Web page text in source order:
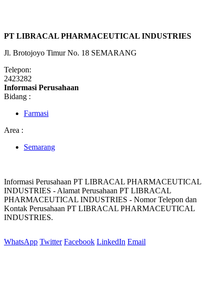
PT LIBRACAL PHARMACEUTICAL INDUSTRIES
Jl. Brotojoyo Timur No. 18 SEMARANG
Telepon:
2423282
Informasi Perusahaan
Bidang :
Farmasi
Area :
Semarang
Informasi Perusahaan PT LIBRACAL PHARMACEUTICAL
INDUSTRIES - Alamat Perusahaan PT LIBRACAL
PHARMACEUTICAL INDUSTRIES - Nomor Telepon dan
Kontak Perusahaan PT LIBRACAL PHARMACEUTICAL
INDUSTRIES.
WhatsApp Twitter Facebook LinkedIn Email